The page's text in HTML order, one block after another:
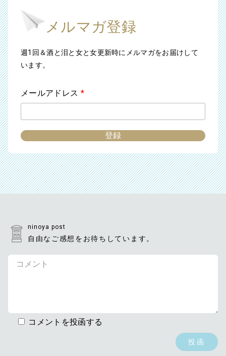
メルマガ登録
週1回＆酒と泪と女と女更新時にメルマガをお届けして
います。
メールアドレス *
ninoya post
自由なご感想をお待ちしています。
コメントを投函する